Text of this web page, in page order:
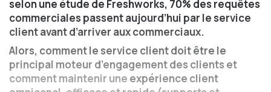
selon une étude de Freshworks, 70% des requêtes
commerciales passent aujourd’hui par le service
client avant d’arriver aux commerciaux.
Alors, comment le service client doit être le
principal moteur d’engagement des clients et
comment maintenir une expérience client